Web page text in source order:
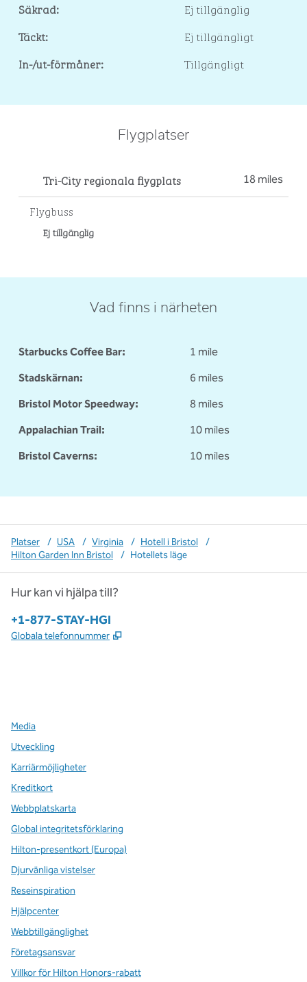
Säkrad:
Ej tillgänglig
Täckt:
Ej tillgängligt
In-/ut-förmåner:
Tillgängligt
Flygplatser
Tri-City regionala flygplats 18 miles
Flygbuss
Ej tillgänglig
Vad finns i närheten
Starbucks Coffee Bar:
1 mile
Stadskärnan:
6 miles
Bristol Motor Speedway:
8 miles
Appalachian Trail:
10 miles
Bristol Caverns:
10 miles
Platser / USA / Virginia / Hotell i Bristol
/
Hilton Garden Inn Bristol
/ Hotellets läge
Hur kan vi hjälpa till?
Telefon:
+1-877-STAY-HGI
Globala telefonnummer ,
Media
Utveckling
Karriärmöjligheter
Kreditkort
Webbplatskarta
Global integritetsförklaring
Hilton-presentkort (Europa)
Djurvänliga vistelser
Reseinspiration
Hjälpcenter
Webbtillgänglighet
Företagsansvar
Villkor för Hilton Honors-rabatt